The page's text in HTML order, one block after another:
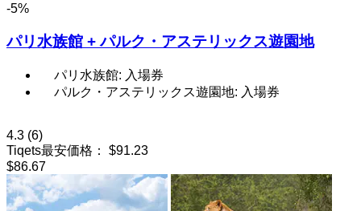
-5%
パリ水族館 + パルク・アステリックス遊園地
パリ水族館: 入場券
パルク・アステリックス遊園地: 入場券
4.3 (6)
Tiqets最安価格：
$91.23
$86.67